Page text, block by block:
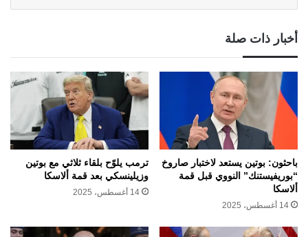
أخبار ذات صلة
باحثون: بوتين يستعد لاختبار صاروخ
“بوريفيستنك” النووي قبل قمة
ألاسكا
14 أغسطس، 2025
ترمب يلوّح بلقاء ثلاثي مع بوتين
وزيلينسكي بعد قمة ألاسكا
14 أغسطس، 2025